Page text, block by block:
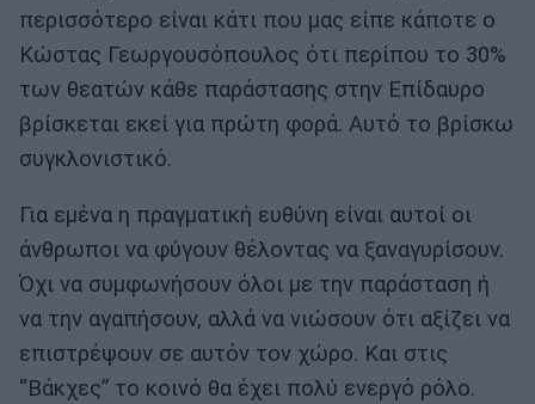
περισσότερο είναι κάτι που μας είπε κάποτε ο
Κώστας Γεωργουσόπουλος ότι περίπου το 30%
των θεατών κάθε παράστασης στην Επίδαυρο
βρίσκεται εκεί για πρώτη φορά. Αυτό το βρίσκω
συγκλονιστικό.
Για εμένα η πραγματική ευθύνη είναι αυτοί οι
άνθρωποι να φύγουν θέλοντας να ξαναγυρίσουν.
Όχι να συμφωνήσουν όλοι με την παράσταση ή
να την αγαπήσουν, αλλά να νιώσουν ότι αξίζει να
επιστρέψουν σε αυτόν τον χώρο. Και στις
“Βάκχες” το κοινό θα έχει πολύ ενεργό ρόλο.